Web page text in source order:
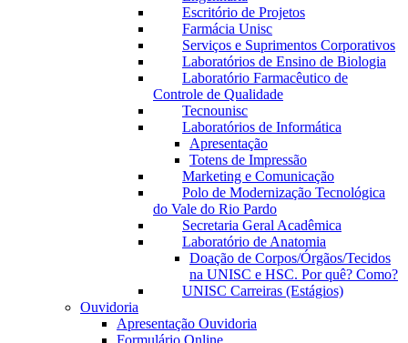
Escritório de Projetos
Farmácia Unisc
Serviços e Suprimentos Corporativos
Laboratórios de Ensino de Biologia
Laboratório Farmacêutico de
Controle de Qualidade
Tecnounisc
Laboratórios de Informática
Apresentação
Totens de Impressão
Marketing e Comunicação
Polo de Modernização Tecnológica
do Vale do Rio Pardo
Secretaria Geral Acadêmica
Laboratório de Anatomia
Doação de Corpos/Órgãos/Tecidos
na UNISC e HSC. Por quê? Como?
UNISC Carreiras (Estágios)
Ouvidoria
Apresentação Ouvidoria